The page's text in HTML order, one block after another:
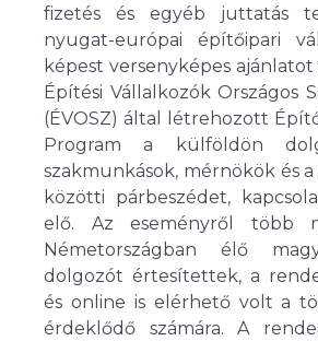
fizetés és egyéb juttatás
nyugat-európai építőipari
képest versenyképes
Építési Vállalkozók Országos
(ÉVOSZ) által létrehozott
Program a külföldön
szakmunkások, mérnökök és
közötti párbeszédet,
elő. Az eseményről több
Németországban élő
dolgozót értesítettek, a
és online is elérhető volt a
érdeklődő számára. A